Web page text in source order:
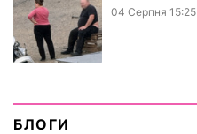
04 Серпня 15:25
БЛОГИ